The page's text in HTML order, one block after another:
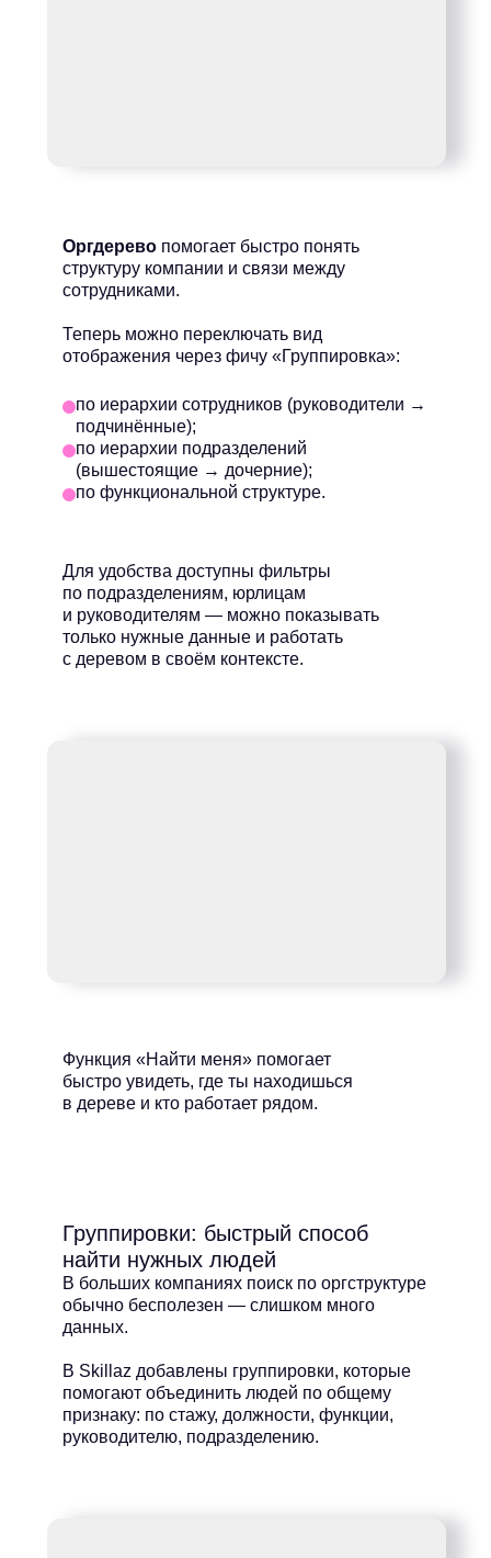
Оргдеревопомогает быстро понять
структуру компании и связи между
сотрудниками.
Теперь можно переключать вид
отображения через фичу «Группировка»:
по иерархии сотрудников (руководители →
подчинённые);
по иерархии подразделений
(вышестоящие → дочерние);
по функциональной структуре.
Для удобства доступны фильтры
по подразделениям, юрлицам
и руководителям — можно показывать
только нужные данные и работать
с деревом в своём контексте.
Функция «Найти меня» помогает
быстро увидеть, где ты находишься
в дереве и кто работает рядом.
Группировки: быстрый способ
найти нужных людей
В больших компаниях поиск по оргструктуре
обычно бесполезен — слишком много
данных.
В Skillaz добавлены группировки, которые
помогают объединить людей по общему
признаку: по стажу, должности, функции,
руководителю, подразделению.